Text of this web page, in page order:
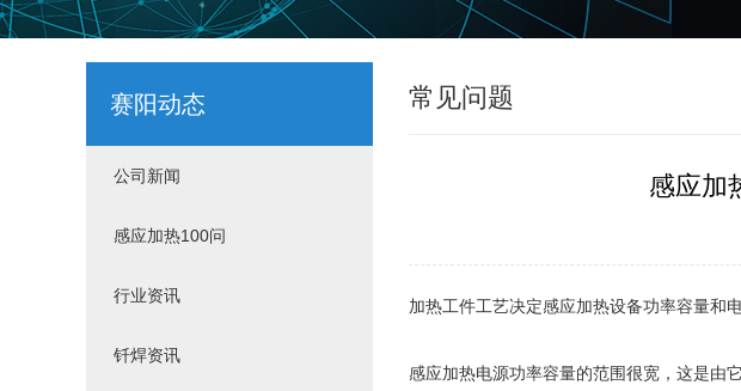
赛阳动态
公司新闻
感应加热100问
行业资讯
钎焊资讯
常见问题
感应加
加热工件工艺决定感应加热设备功率容量和
感应加热电源功率容量的范围很宽，这是由